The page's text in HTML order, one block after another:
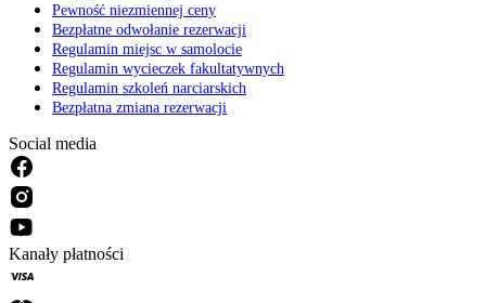
Pewność niezmiennej ceny
Bezpłatne odwołanie rezerwacji
Regulamin miejsc w samolocie
Regulamin wycieczek fakultatywnych
Regulamin szkoleń narciarskich
Bezpłatna zmiana rezerwacji
Social media
Kanały płatności